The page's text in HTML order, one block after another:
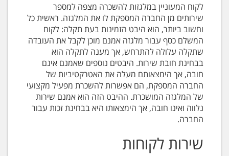
לקוח המעוניין במלגזות להשכרה מצפה למספר
שירותים מן החברה המספקת לו את המלגזה. ראשית כל
וחשוב ביותר, הוא היבט הזמינות בעת תקלה: לקוח
המשלם כסף עבור מלגזה אמנם מוכן לקבל את העובדה
שתקלה עלולה להתרחש, אך מענה לתקלה הוא
בבחינת חובת שירות. היבטים נוספים שאמנם אינם
חובה, אך הימצאותם מעלה את האטרקטיביות של
החברה המספקת, הם אפשרות להשכרת מפעיל מקצועי
של המלגזה המושכרת. ההיבט הזה הוא אמנם שירות
נלווה ואינו חובה, אך הימצאותו היא בבחינת זכות עבור
החברה.
שירות לקוחות